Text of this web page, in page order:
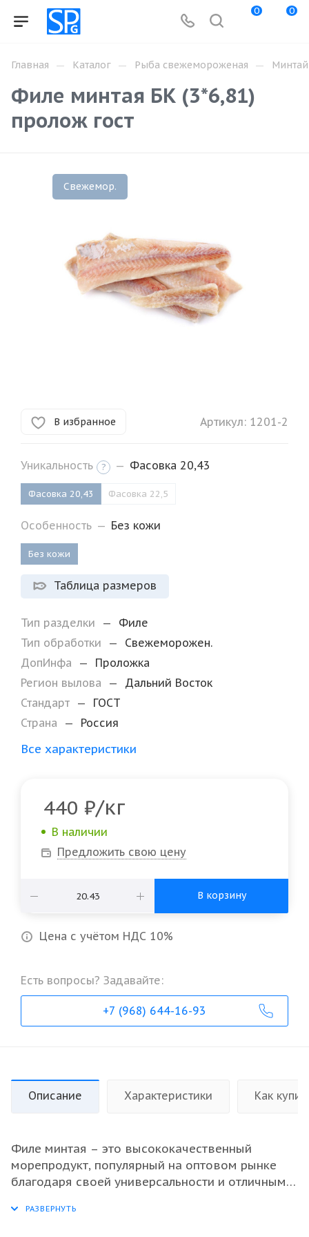
0 0
Главная — Каталог — Рыба свежемороженая — Минтай
Филе минтая БК (3*6,81)
пролож гост
Свежемор.
В избранное Артикул: 1201-2
Уникальность ? — Фасовка 20,43
Фасовка 20,43 Фасовка 22,5
Особенность — Без кожи
Без кожи
Таблица размеров
Тип разделки —
Филе
Тип обработки
—
Свежеморожен.
ДопИнфа
—
Проложка
Регион вылова
—
Дальний Восток
Стандарт —
ГОСТ
Страна
— Россия
Все характеристики
440 ₽/кг
В наличии
Предложить свою цену
В корзину
Цена с учётом НДС 10%
Есть вопросы? Задавайте:
+7 (968) 644-16-93
Описание Характеристики Как
Филе минтая – это высококачественный
морепродукт, популярный на оптовом рынке
благодаря своей универсальности и отличным
филе сохраняет все полезные микроэлементы и